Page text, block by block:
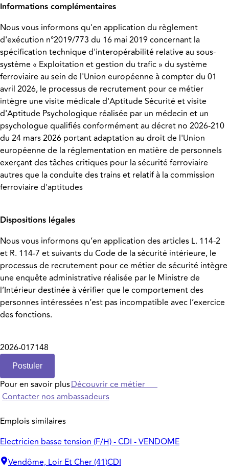
Informations complémentaires
Nous vous informons qu'en application du règlement
d'exécution n°2019/773 du 16 mai 2019 concernant la
spécification technique d'interopérabilité relative au sous-
système « Exploitation et gestion du trafic » du système
ferroviaire au sein de l'Union européenne à compter du 01
avril 2026, le processus de recrutement pour ce métier
intègre une visite médicale d'Aptitude Sécurité et visite
d'Aptitude Psychologique réalisée par un médecin et un
psychologue qualifiés conformément au décret no 2026-210
du 24 mars 2026 portant adaptation au droit de l'Union
européenne de la réglementation en matière de personnels
exerçant des tâches critiques pour la sécurité ferroviaire
autres que la conduite des trains et relatif à la commission
ferroviaire d'aptitudes
Dispositions légales
Nous vous informons qu’en application des articles L. 114-2
et R. 114-7 et suivants du Code de la sécurité intérieure, le
processus de recrutement pour ce métier de sécurité intègre
une enquête administrative réalisée par le Ministre de
l’Intérieur destinée à vérifier que le comportement des
personnes intéressées n’est pas incompatible avec l’exercice
des fonctions.
2026-017148
Postuler
Pour en savoir plusDécouvrir ce métier
Contacter nos ambassadeurs
Emplois similaires
Electricien basse tension (F/H) - CDI - VENDOME
Vendôme, Loir Et Cher (41)CDI